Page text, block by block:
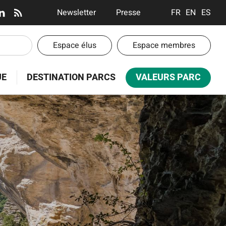
EN-
TÊTE
-
COMMUNICATION
Newsletter Presse FRANÇAIS
ENGLISH
EN-
TÊTE
-
ESPACES
Espace élus Espace membres
DESTINATION PARCS VALEURS PARC